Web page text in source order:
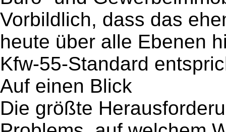
Vorbildlich, dass das
heute über alle Ebenen
Kfw-55-Standard
Auf einen Blick
Die größte